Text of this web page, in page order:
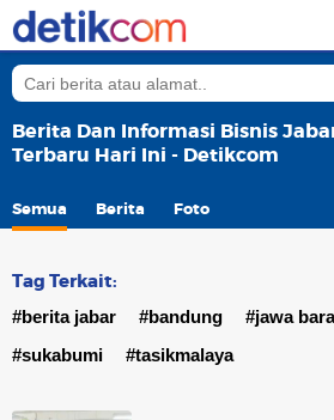
Berita Dan Informasi Bisnis
Terbaru Hari Ini - Detikcom
Semua Berita Foto
Tag Terkait:
#berita jabar #bandung #jawa
#sukabumi
#tasikmalaya